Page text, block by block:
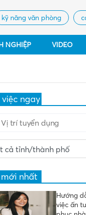
kỹ năng văn phòng
NGHIỆP VIDEO
ngay
nhất
Hướng
việc ấn